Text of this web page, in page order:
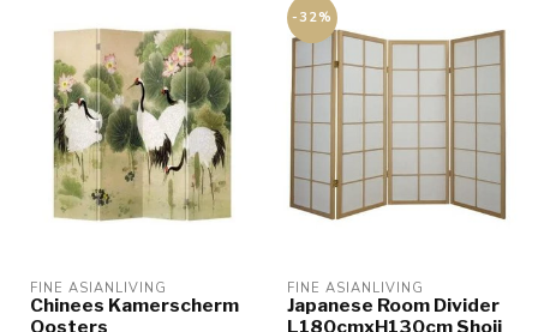
FINE ASIANLIVING
Chinees Kamerscherm
Oosters
-32%
FINE ASIANLIVING
Japanese Room Divider
L180cmxH130cm Shoji